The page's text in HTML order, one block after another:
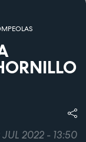
2022 - 13:50